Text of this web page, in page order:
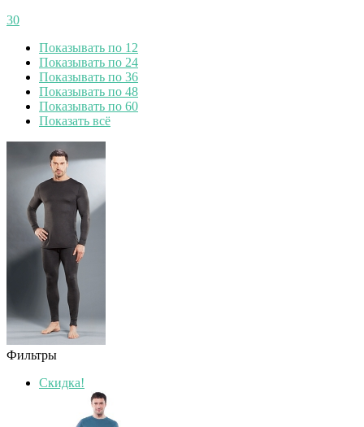
30
Показывать по 12
Показывать по 24
Показывать по 36
Показывать по 48
Показывать по 60
Показать всё
Фильтры
Скидка!